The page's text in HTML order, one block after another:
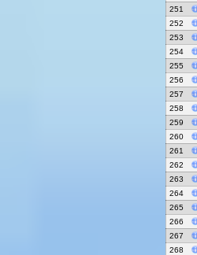
251
252
253
254
255
256
257
258
259
260
261
262
263
264
265
266
267
268